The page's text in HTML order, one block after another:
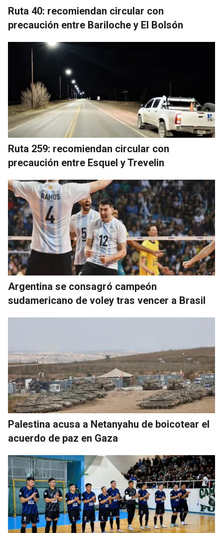
Ruta 40: recomiendan circular con
precaución entre Bariloche y El Bolsón
Ruta 259: recomiendan circular con
precaución entre Esquel y Trevelin
Argentina se consagró campeón
sudamericano de voley tras vencer a Brasil
Palestina acusa a Netanyahu de boicotear el
acuerdo de paz en Gaza